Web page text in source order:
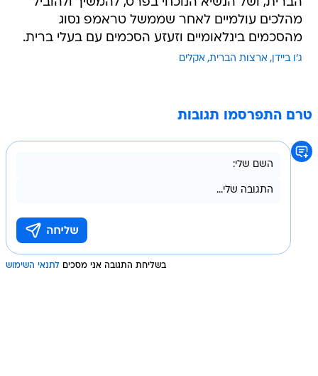
מהלכים עולמיים לאחר שממשל טראמפ נסוג
מהסכמים בינלאומיים וזעזע הסכמים עם בעלי ברית.
ג'ו ביידן ארצות הברית אקלים
טרם התפרסמו תגובות
בשליחת התגובה אני מסכים לתנאי השימוש